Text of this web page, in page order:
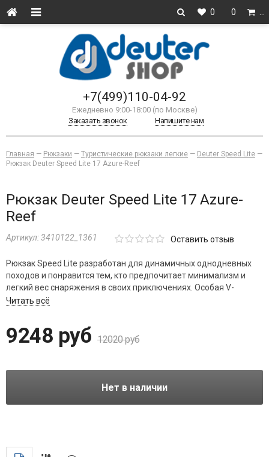
0 0
+7(499)110-04-92
Ежедневно 9:00-18:00 (по Москве)
Заказать звонок
Напишите нам
Главная — Рюкзаки — Туристические рюкзаки легкие — Deuter Speed Lite —
Рюкзак Deuter Speed Lite 17 Azure-Reef
Рюкзак Deuter Speed Lite 17 Azure-
Reef
Артикул:3410122_1361 Оставить отзыв
Рюкзак Speed Lite разработан для динамичных однодневных
походов и понравится тем, кто предпочитает минимализм и
легкий вес снаряжения в своих приключениях. Особая V-
образная форма обеспечивает свободу движений и
раскачивание груза и обеспечивают полный диапазон
движений. Это помогает экономить энергию на больших
Читать всё
9248 руб 12020 руб
Нет в наличии